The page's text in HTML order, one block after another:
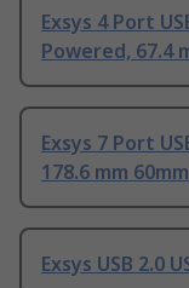
Exsys 4 Port
Powered, 67.4
Exsys 7 Port
178.6 mm 60mm
Exsys USB 2.0